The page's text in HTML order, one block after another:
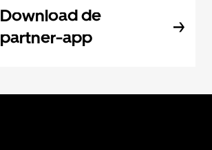
Download de
partner-app